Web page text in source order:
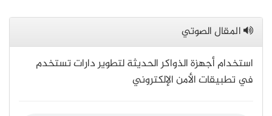
المقال الصوتي
استخدام أجهزة الذواكر الحديثة لتطوير دارات تستخدم
في تطبيقات الأمن الإلكتروني